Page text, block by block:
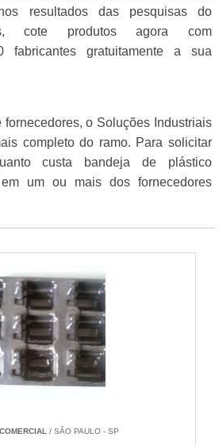
resultados das pesquisas do
cote produtos agora com
fabricantes gratuitamente a sua
o Soluções Industriais
completo do ramo. Para solicitar
custa bandeja de plástico
em um ou mais dos fornecedores
/ SÃO PAULO - SP